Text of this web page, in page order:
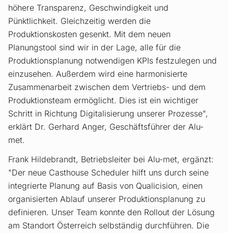
höhere Transparenz, Geschwindigkeit und
Pünktlichkeit. Gleichzeitig werden die
Produktionskosten gesenkt. Mit dem neuen
Planungstool sind wir in der Lage, alle für die
Produktionsplanung notwendigen KPIs festzulegen und
einzusehen. Außerdem wird eine harmonisierte
Zusammenarbeit zwischen dem Vertriebs- und dem
Produktionsteam ermöglicht. Dies ist ein wichtiger
Schritt in Richtung Digitalisierung unserer Prozesse",
erklärt Dr. Gerhard Anger, Geschäftsführer der Alu-
met.
Frank Hildebrandt, Betriebsleiter bei Alu-met, ergänzt:
"Der neue Casthouse Scheduler hilft uns durch seine
integrierte Planung auf Basis von Qualicision, einen
organisierten Ablauf unserer Produktionsplanung zu
definieren. Unser Team konnte den Rollout der Lösung
am Standort Österreich selbständig durchführen. Die